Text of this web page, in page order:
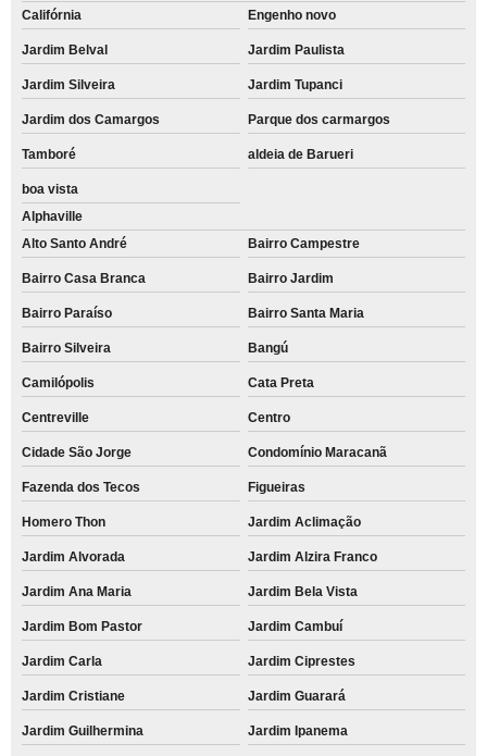
Califórnia Engenho novo
Jardim Belval Jardim Paulista
Jardim Silveira Jardim Tupanci
Jardim dos Camargos Parque dos carmargos
Tamboré aldeia de Barueri
boa vista
Alphaville
Alto Santo André
Bairro Campestre
Bairro Casa Branca Bairro Jardim
Bairro Paraíso Bairro Santa Maria
Bairro Silveira Bangú
Camilópolis Cata Preta
Centreville Centro
Cidade São Jorge Condomínio Maracanã
Fazenda dos Tecos Figueiras
Homero Thon Jardim Aclimação
Jardim Alvorada Jardim Alzira Franco
Jardim Ana Maria Jardim Bela Vista
Jardim Bom Pastor Jardim Cambuí
Jardim Carla Jardim Ciprestes
Jardim Cristiane Jardim Guarará
Jardim Guilhermina Jardim Ipanema